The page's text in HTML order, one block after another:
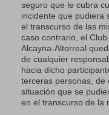
seguro que le cubra
incidente que pudiera
el transcurso de las
caso contrario, el
Alcayna-Altorreal
de cualquier
hacia dicho
terceras personas, de
situación que se
en el transcurso de la